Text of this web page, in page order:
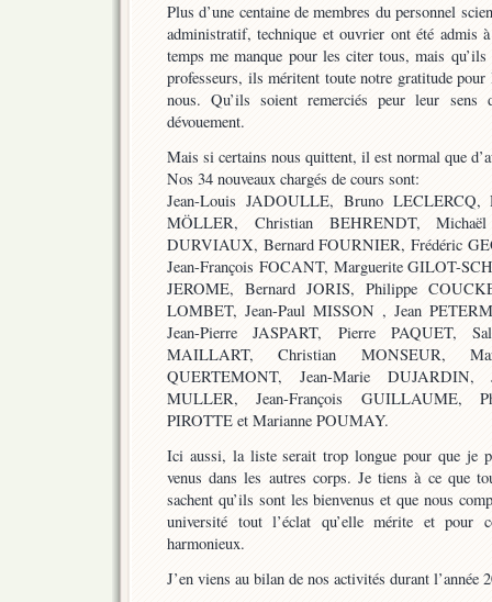
Plus d’une centaine de membres du personnel
administratif, technique et ouvrier ont été admis
temps me manque pour les citer tous, mais qu’ils
professeurs, ils méritent toute notre gratitude
nous. Qu’ils soient remerciés peur leur
dévouement.
Mais si certains nous quittent, il est normal que
Nos 34 nouveaux chargés de cours sont:
Jean-Louis JADOULLE, Bruno LECLERCQ,
MÖLLER, Christian BEHRENDT,
DURVIAUX, Bernard FOURNIER, Frédéric
Jean-François FOCANT, Marguerite GILOT-
JEROME, Bernard JORIS, Philippe
LOMBET, Jean-Paul MISSON , Jean
Jean-Pierre JASPART, Pierre PAQUET,
MAILLART, Christian MONSEUR,
QUERTEMONT, Jean-Marie
MULLER, Jean-François GUILLAUME,
PIROTTE et Marianne POUMAY.
Ici aussi, la liste serait trop longue pour que je
venus dans les autres corps. Je tiens à ce que
sachent qu’ils sont les bienvenus et que nous
université tout l’éclat qu’elle mérite et pour
harmonieux.
J’en viens au bilan de nos activités durant l’année